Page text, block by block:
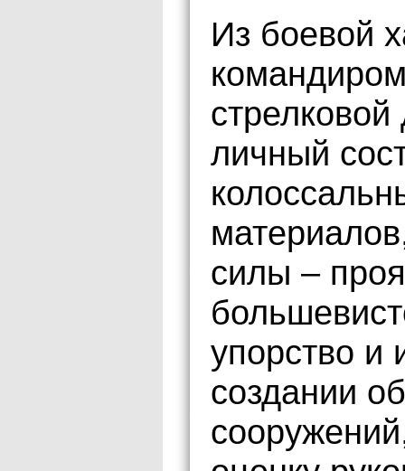
Из боевой
стрелковой
личный
силы –
упорство и
создании